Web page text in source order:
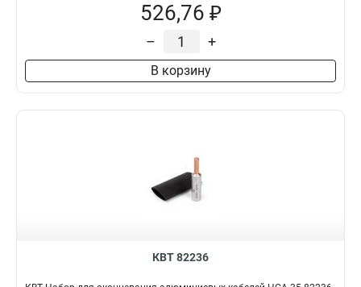
526,76 ₽
– +
В корзину
КВТ 82236